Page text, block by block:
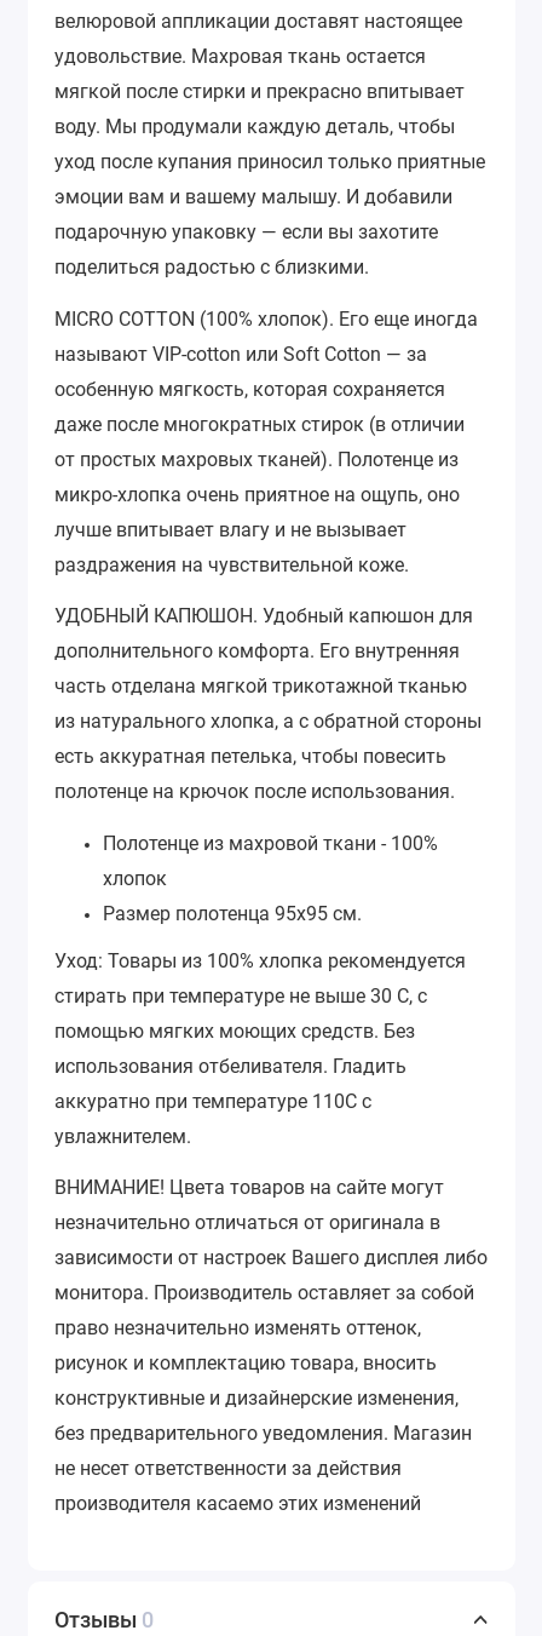
велюровой аппликации доставят настоящее
удовольствие. Махровая ткань остается
мягкой после стирки и прекрасно впитывает
воду. Мы продумали каждую деталь, чтобы
уход после купания приносил только приятные
эмоции вам и вашему малышу. И добавили
подарочную упаковку — если вы захотите
поделиться радостью с близкими.
MICRO COTTON (100% хлопок). Его еще иногда
называют VIP-cotton или Soft Cotton — за
особенную мягкость, которая сохраняется
даже после многократных стирок (в отличии
от простых махровых тканей). Полотенце из
микро-хлопка очень приятное на ощупь, оно
лучше впитывает влагу и не вызывает
раздражения на чувствительной коже.
УДОБНЫЙ КАПЮШОН. Удобный капюшон для
дополнительного комфорта. Его внутренняя
часть отделана мягкой трикотажной тканью
из натурального хлопка, а с обратной стороны
есть аккуратная петелька, чтобы повесить
полотенце на крючок после использования.
Полотенце из махровой ткани - 100%
хлопок
Размер полотенца 95х95 см.
Уход: Товары из 100% хлопка рекомендуется
стирать при температуре не выше 30 С, с
помощью мягких моющих средств. Без
использования отбеливателя. Гладить
аккуратно при температуре 110С с
увлажнителем.
ВНИМАНИЕ! Цвета товаров на сайте могут
незначительно отличаться от оригинала в
зависимости от настроек Вашего дисплея либо
монитора. Производитель оставляет за собой
право незначительно изменять оттенок,
рисунок и комплектацию товара, вносить
конструктивные и дизайнерские изменения,
без предварительного уведомления. Магазин
не несет ответственности за действия
производителя касаемо этих изменений
Отзывы 0